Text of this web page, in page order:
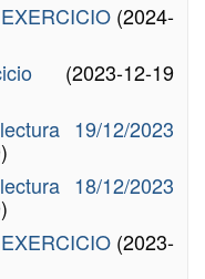
(2024-
(2023-12-19
19/12/2023
18/12/2023
(2023-